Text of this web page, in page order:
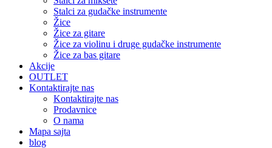
Stalci za gudačke instrumente
Žice
Žice za gitare
Žice za violinu i druge gudačke instrumente
Žice za bas gitare
Akcije
OUTLET
Kontaktirajte nas
Kontaktirajte nas
Prodavnice
O nama
Mapa sajta
blog